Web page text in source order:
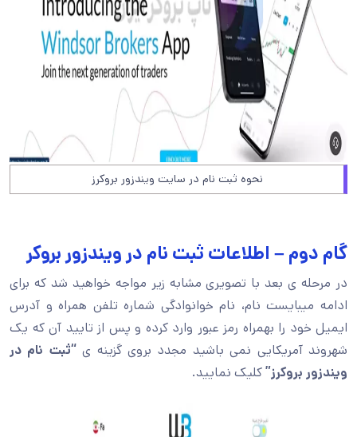
نحوه ثبت نام در سایت ویندزور بروکرز
گام دوم – اطلاعات ثبت نام در ویندزور بروکر
در مرحله ی بعد با تصویری مشابه زیر مواجه خواهید شد که برای
ادامه میبایست نام، نام خوانوادگی شماره تلفن همراه و آدرس
ایمیل خود را بهمراه رمز عبور وارد کرده و پس از تایید آن که یک
شهروند آمریکایی نمی باشید مجدد بروی گزینه ی“ثبت نام در
ویندزور بروکرز”کلیک نمایید.